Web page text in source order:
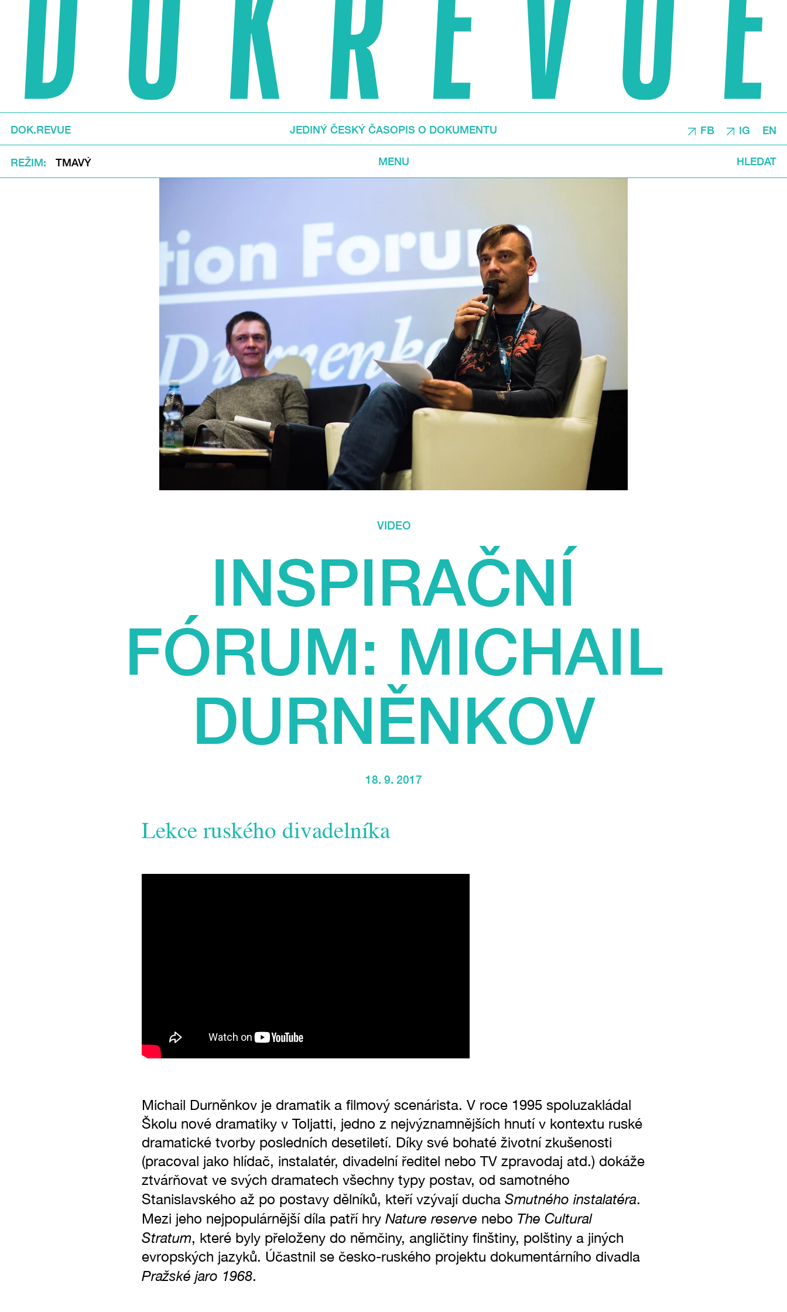
DOK.REVUE JEDINÝ ČESKÝ ČASOPIS O DOKUMENTU FB IG EN
REŽIM TMAVÝ MENU HLEDAT
VIDEO
INSPIRAČNÍ
FÓRUM: MICHAIL
DURNĚNKOV
18. 9. 2017
Lekce ruského divadelníka
Michail Durněnkov je dramatik a filmový scenárista. V roce 1995 spoluzakládal
Školu nové dramatiky v Toljatti, jedno z nejvýznamnějších hnutí v kontextu ruské
dramatické tvorby posledních desetiletí. Díky své bohaté životní zkušenosti
(pracoval jako hlídač, instalatér, divadelní ředitel nebo TV zpravodaj atd.) dokáže
ztvárňovat ve svých dramatech všechny typy postav, od samotného
Stanislavského až po postavy dělníků, kteří vzývají ducha Smutného instalatéra.
Mezi jeho nejpopulárnější díla patří hry Nature reserve nebo The Cultural
Stratum, které byly přeloženy do němčiny, angličtiny finštiny, polštiny a jiných
evropských jazyků. Účastnil se česko-ruského projektu dokumentárního divadla
Pražské jaro 1968.